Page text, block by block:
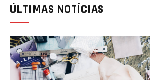
ÚLTIMAS NOTÍCIAS